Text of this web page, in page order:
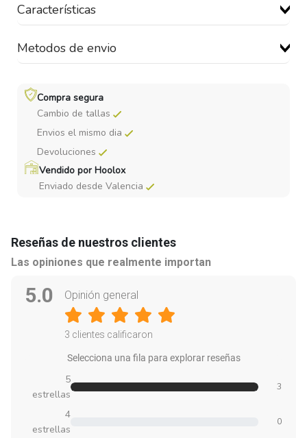
Características
Metodos de envio
Compra segura
Cambio de tallas
Envios el mismo dia
Devoluciones
Vendido por Hoolox
Enviado desde Valencia
Reseñas de nuestros clientes
Las opiniones que realmente importan
5.0 Opinión general
3 clientes calificaron
Selecciona una fila para explorar reseñas
5
estrellas
3
4
estrellas
0